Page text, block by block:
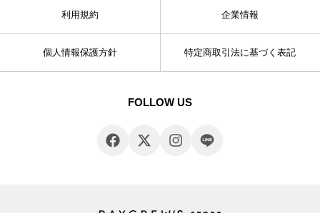
利用規約 企業情報
個人情報保護方針 特定商取引法に基づく表記
FOLLOW US